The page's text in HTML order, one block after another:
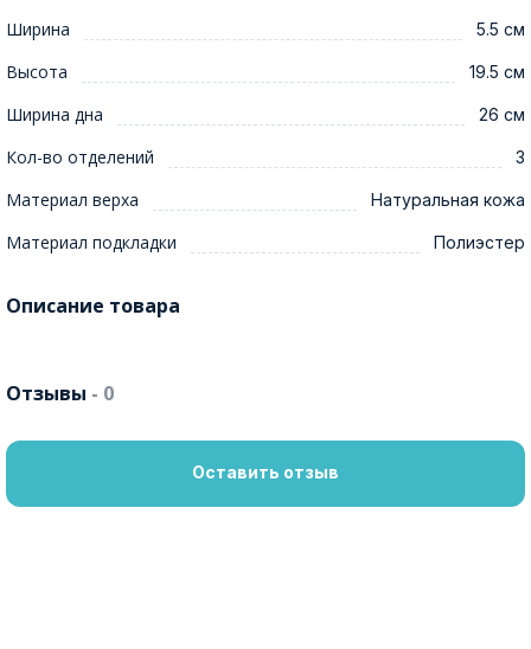
Ширина 5.5 см
Высота 19.5 см
Ширина дна 26 см
Кол-во отделений 3
Материал верха Натуральная кожа
Материал подкладки Полиэстер
Описание товара
Отзывы - 0
Оставить отзыв